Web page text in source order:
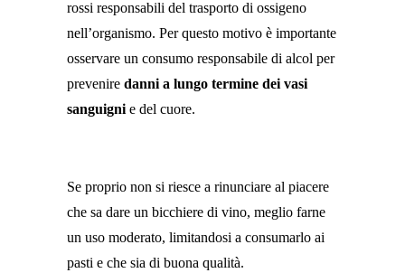
rossi responsabili del trasporto di ossigeno
nell’organismo. Per questo motivo è importante
osservare un consumo responsabile di alcol per
prevenire danni a lungo termine dei vasi
sanguigni e del cuore.
Se proprio non si riesce a rinunciare al piacere
che sa dare un bicchiere di vino, meglio farne
un uso moderato, limitandosi a consumarlo ai
pasti e che sia di buona qualità.